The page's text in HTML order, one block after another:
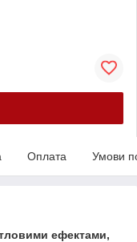
Оплата Умови
ефектами,